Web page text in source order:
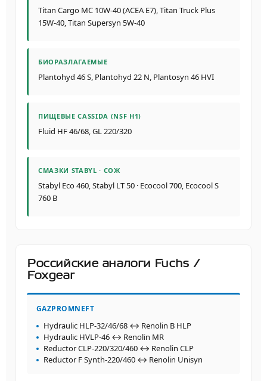
Titan Cargo MC 10W-40 (ACEA E7), Titan Truck Plus
15W-40, Titan Supersyn 5W-40
БИОРАЗЛАГАЕМЫЕ
Plantohyd 46 S, Plantohyd 22 N, Plantosyn 46 HVI
ПИЩЕВЫЕ CASSIDA (NSF H1)
Fluid HF 46/68, GL 220/320
СМАЗКИ STABYL · СОЖ
Stabyl Eco 460, Stabyl LT 50 · Ecocool 700, Ecocool S
760 B
Российские аналоги Fuchs /
Foxgear
GAZPROMNEFT
Hydraulic HLP-32/46/68 ↔ Renolin B HLP
Hydraulic HVLP-46 ↔ Renolin MR
Reductor CLP-220/320/460 ↔ Renolin CLP
Reductor F Synth-220/460 ↔ Renolin Unisyn